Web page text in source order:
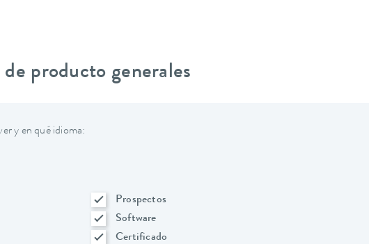
producto generales
y en qué idioma:
Prospectos
Software
Certificado